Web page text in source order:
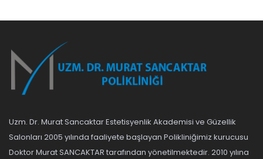
Uzm. Dr. Murat Sancaktar Estetisyenlik Akademisi ve Güzellik
Salonları 2005 yılında faaliyete başlayan Polikliniğimiz kurucusu
Doktor Murat SANCAKTAR tarafından yönetilmektedir. 2010 yılına